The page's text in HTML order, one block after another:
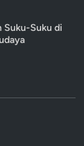
Suku-Suku di